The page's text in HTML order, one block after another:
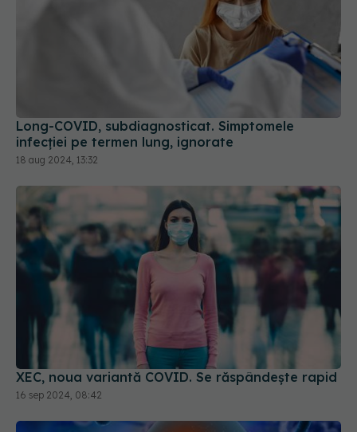
Long-COVID, subdiagnosticat. Simptomele
infecției pe termen lung, ignorate
18 aug 2024, 13:32
XEC, noua variantă COVID. Se răspândește rapid
16 sep 2024, 08:42